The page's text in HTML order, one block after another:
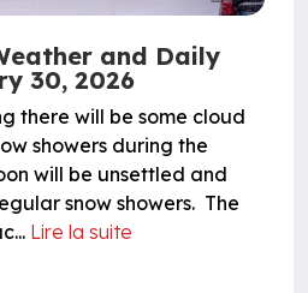
and Daily
30, 2026
there will be some cloud
showers during the
will be unsettled and
snow showers. The
Lire la suite